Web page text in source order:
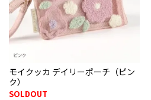
モイクッカ デイリーポーチ（ピン
ク）
SOLDOUT